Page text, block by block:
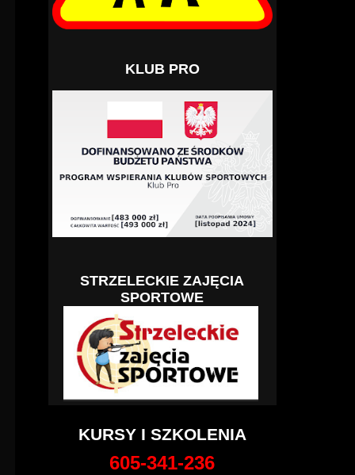
KLUB PRO
STRZELECKIE ZAJĘCIA
SPORTOWE
KURSY I SZKOLENIA
605-341-236